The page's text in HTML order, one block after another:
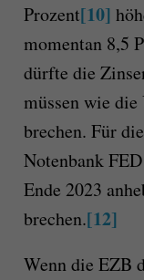
Prozent[10]
momentan 8,5
dürfte die
müssen wie
brechen. Für
Notenbank
Ende 2023
brechen.[12]
Wenn die EZB